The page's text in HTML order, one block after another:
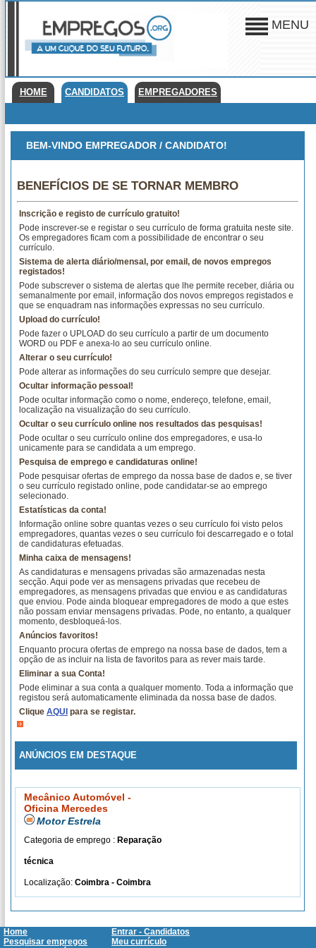
MENU
HOME CANDIDATOS EMPREGADORES
BEM-VINDO EMPREGADOR / CANDIDATO!
BENEFÍCIOS DE SE TORNAR MEMBRO
Inscrição e registo de currículo gratuito!
Pode inscrever-se e registar o seu currículo de forma gratuita neste site.
Os empregadores ficam com a possibilidade de encontrar o seu
currículo.
Sistema de alerta diário/mensal, por email, de novos empregos
registados!
Pode subscrever o sistema de alertas que lhe permite receber, diária ou
semanalmente por email, informação dos novos empregos registados e
que se enquadram nas informações expressas no seu currículo.
Upload do currículo!
Pode fazer o UPLOAD do seu currículo a partir de um documento
WORD ou PDF e anexa-lo ao seu currículo online.
Alterar o seu currículo!
Pode alterar as informações do seu currículo sempre que desejar.
Ocultar informação pessoal!
Pode ocultar informação como o nome, endereço, telefone, email,
localização na visualização do seu currículo.
Ocultar o seu currículo online nos resultados das pesquisas!
Pode ocultar o seu currículo online dos empregadores, e usa-lo
unicamente para se candidata a um emprego.
Pesquisa de emprego e candidaturas online!
Pode pesquisar ofertas de emprego da nossa base de dados e, se tiver
o seu currículo registado online, pode candidatar-se ao emprego
selecionado.
Estatísticas da conta!
Informação online sobre quantas vezes o seu currículo foi visto pelos
empregadores, quantas vezes o seu currículo foi descarregado e o total
de candidaturas efetuadas.
Minha caixa de mensagens!
As candidaturas e mensagens privadas são armazenadas nesta
secção. Aqui pode ver as mensagens privadas que recebeu de
empregadores, as mensagens privadas que enviou e as candidaturas
que enviou. Pode ainda bloquear empregadores de modo a que estes
não possam enviar mensagens privadas. Pode, no entanto, a qualquer
momento, desbloqueá-los.
Anúncios favoritos!
Enquanto procura ofertas de emprego na nossa base de dados, tem a
opção de as incluir na lista de favoritos para as rever mais tarde.
Eliminar a sua Conta!
Pode eliminar a sua conta a qualquer momento. Toda a informação que
registou será automaticamente eliminada da nossa base de dados.
Clique AQUI para se registar.
ANÚNCIOS EM DESTAQUE
Mecânico Automóvel -
Oficina Mercedes
Motor Estrela
Categoria de emprego : Reparação
técnica
Localização: Coimbra - Coimbra
Home
Entrar - Candidatos
Pesquisar empregos
Meu currículo